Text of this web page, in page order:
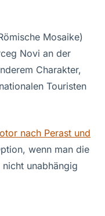
Mosaike)
Novi an der
Charakter,
Touristen
nach Perast und
wenn man die
unabhängig